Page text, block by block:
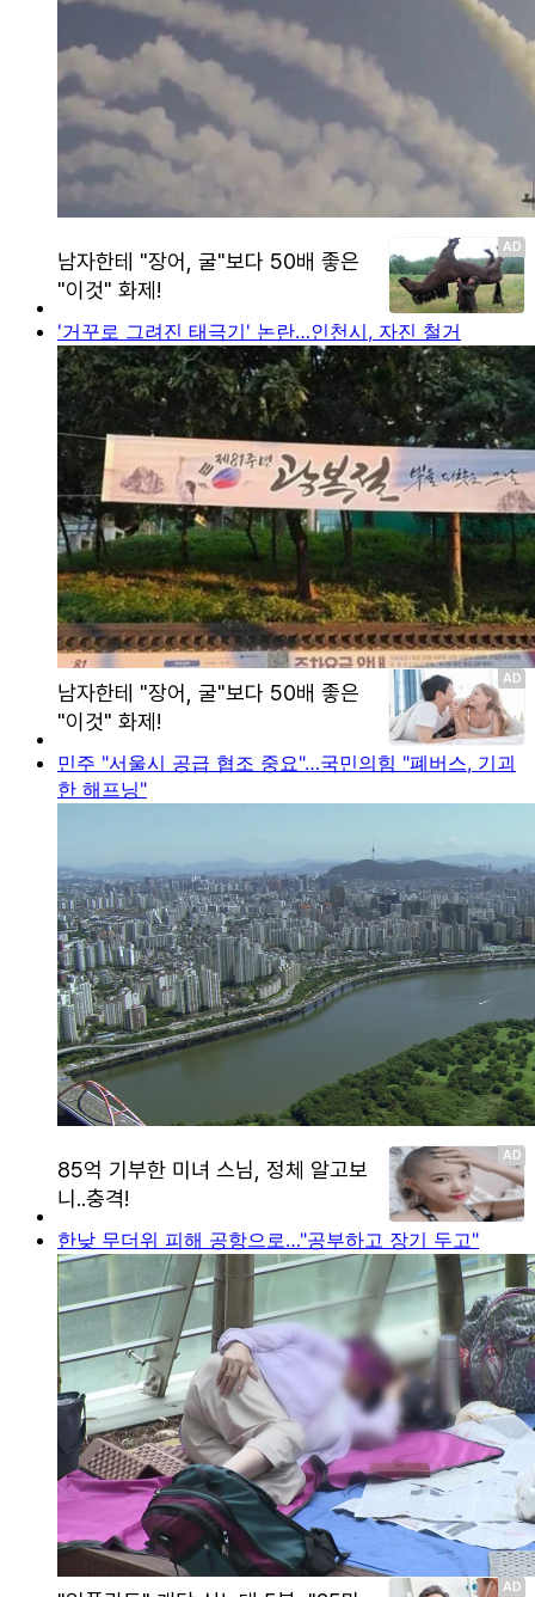
'거꾸로 그려진 태극기' 논란…인천시, 자진 철거
민주 "서울시 공급 협조 중요"…국민의힘 "폐버스, 기괴
한 해프닝"
한낮 무더위 피해 공항으로…"공부하고 장기 두고"